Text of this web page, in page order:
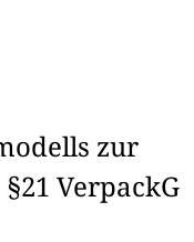
zur
VerpackG